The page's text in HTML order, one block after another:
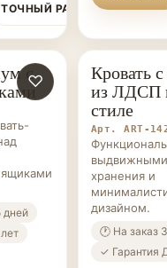
ТОЧНЫЙ РАСЧЁТ
♡
с
дней
КРОВАТИ-
ПОДИУМЫ
Кровать
из ЛДСП
стиле
Арт. ART-
хранения и
дизайном.
🕐 На заказ
✓ Гарантия